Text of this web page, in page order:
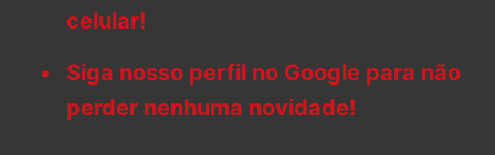
celular!
Siga nosso perfil no Google para não
perder nenhuma novidade!